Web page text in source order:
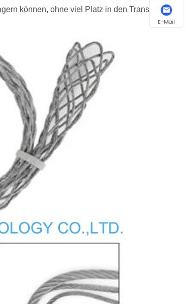
können, ohne viel Platz in den Transportern
E-Mail